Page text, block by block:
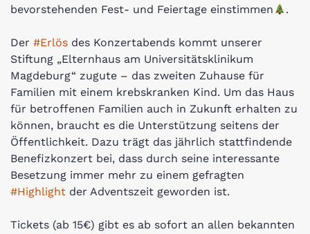
bevorstehenden Fest- und Feiertage einstimmen
.
Der #Erlös des Konzertabends kommt unserer
Stiftung „Elternhaus am Universitätsklinikum
Magdeburg“ zugute – das zweiten Zuhause für
Familien mit einem krebskranken Kind. Um das Haus
für betroffenen Familien auch in Zukunft erhalten zu
können, braucht es die Unterstützung seitens der
Öffentlichkeit. Dazu trägt das jährlich stattfindende
Benefizkonzert bei, dass durch seine interessante
Besetzung immer mehr zu einem gefragten
#Highlight der Adventszeit geworden ist.
Tickets (ab 15€) gibt es ab sofort an allen bekannten